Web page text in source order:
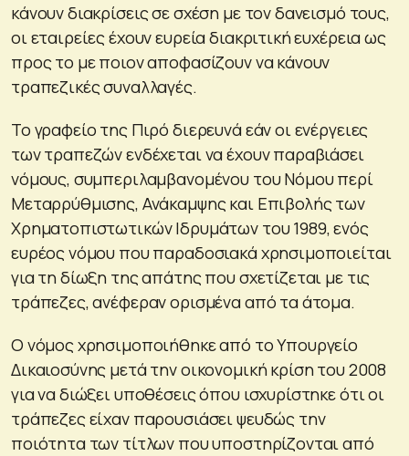
κάνουν διακρίσεις σε σχέση με τον δανεισμό τους,
οι εταιρείες έχουν ευρεία διακριτική ευχέρεια ως
προς το με ποιον αποφασίζουν να κάνουν
τραπεζικές συναλλαγές.
Το γραφείο της Πιρό διερευνά εάν οι ενέργειες
των τραπεζών ενδέχεται να έχουν παραβιάσει
νόμους, συμπεριλαμβανομένου του Νόμου περί
Μεταρρύθμισης, Ανάκαμψης και Επιβολής των
Χρηματοπιστωτικών Ιδρυμάτων του 1989, ενός
ευρέος νόμου που παραδοσιακά χρησιμοποιείται
για τη δίωξη της απάτης που σχετίζεται με τις
τράπεζες, ανέφεραν ορισμένα από τα άτομα.
Ο νόμος χρησιμοποιήθηκε από το Υπουργείο
Δικαιοσύνης μετά την οικονομική κρίση του 2008
για να διώξει υποθέσεις όπου ισχυρίστηκε ότι οι
τράπεζες είχαν παρουσιάσει ψευδώς την
ποιότητα των τίτλων που υποστηρίζονται από